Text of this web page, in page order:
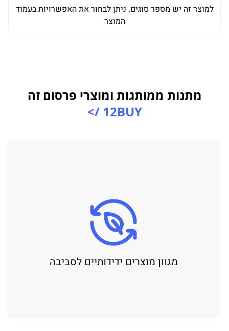
למוצר זה יש מספר סוגים. ניתן לבחור את האפשרויות בעמוד
המוצר
מתנות ממותגות ומוצרי פרסום זה
12BUY />
מגוון מוצרים ידידותיים לסביבה